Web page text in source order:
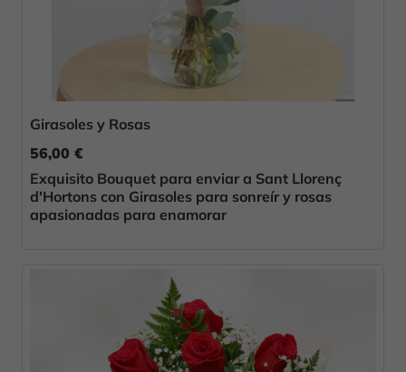
Girasoles y Rosas
56,00 €
Exquisito Bouquet para enviar a Sant Llorenç
d'Hortons con Girasoles para sonreír y rosas
apasionadas para enamorar